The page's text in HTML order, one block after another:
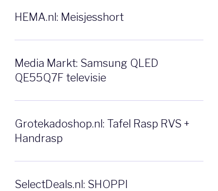
HEMA.nl: Meisjesshort
Media Markt: Samsung QLED
QE55Q7F televisie
Grotekadoshop.nl: Tafel Rasp RVS +
Handrasp
SelectDeals.nl: SHOPPI